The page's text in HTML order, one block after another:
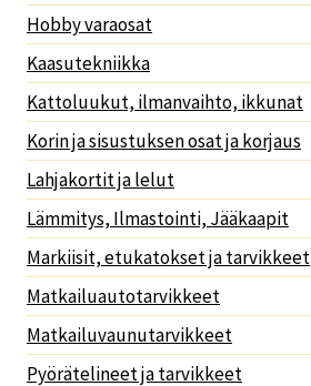
Hobby varaosat
Kaasutekniikka
Kattoluukut, ilmanvaihto, ikkunat
Korin ja sisustuksen osat ja korjaus
Lahjakortit ja lelut
Lämmitys, Ilmastointi, Jääkaapit
Markiisit, etukatokset ja tarvikkeet
Matkailuautotarvikkeet
Matkailuvaunutarvikkeet
Pyörätelineet ja tarvikkeet